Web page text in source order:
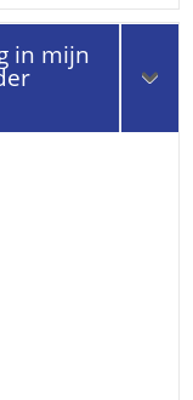
in mijn